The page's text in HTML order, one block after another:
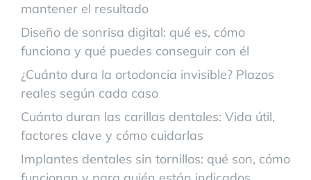
mantener el resultado
Diseño de sonrisa digital: qué es, cómo
funciona y qué puedes conseguir con él
¿Cuánto dura la ortodoncia invisible? Plazos
reales según cada caso
Cuánto duran las carillas dentales: Vida útil,
factores clave y cómo cuidarlas
Implantes dentales sin tornillos: qué son, cómo